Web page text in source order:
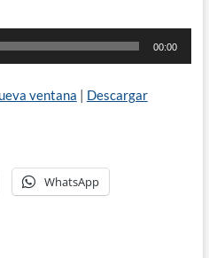
00:00
ventana | Descargar
WhatsApp